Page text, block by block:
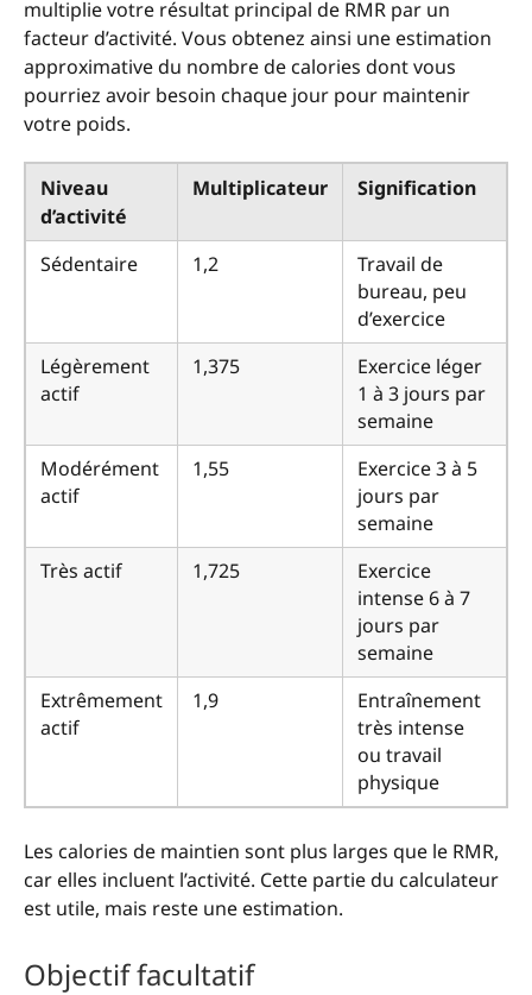
multiplie votre résultat principal de RMR par un
facteur d’activité. Vous obtenez ainsi une estimation
approximative du nombre de calories dont vous
pourriez avoir besoin chaque jour pour maintenir
votre poids.
Niveau
d’activité
Multiplicateur Signification
Sédentaire 1,2
Travail de
bureau, peu
d’exercice
Légèrement
actif
1,375
Exercice léger
1 à 3 jours par
semaine
Modérément
actif
1,55
Exercice 3 à 5
jours par
semaine
Très actif
1,725
Exercice
intense 6 à 7
jours par
semaine
Extrêmement
actif
1,9
Entraînement
très intense
ou travail
physique
Les calories de maintien sont plus larges que le RMR,
car elles incluent l’activité. Cette partie du calculateur
est utile, mais reste une estimation.
Objectif facultatif